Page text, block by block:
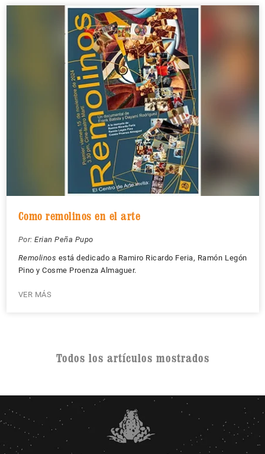
Como remolinos en el arte
Por: Erian Peña Pupo
Remolinos está dedicado a Ramiro Ricardo Feria, Ramón Legón
Pino y Cosme Proenza Almaguer.
VER MÁS
Todos los artículos mostrados